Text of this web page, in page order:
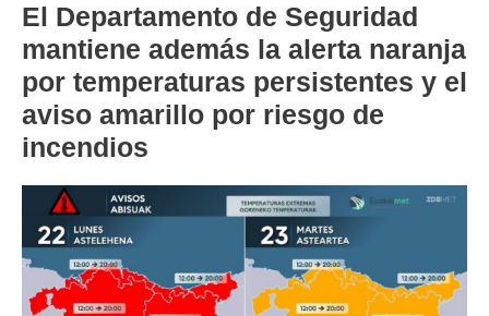
El Departamento de Seguridad
mantiene además la alerta naranja
por temperaturas persistentes y el
aviso amarillo por riesgo de
incendios